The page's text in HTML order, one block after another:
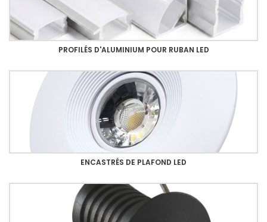
PROFILÉS D'ALUMINIUM POUR RUBAN LED
ENCASTRÉS DE PLAFOND LED